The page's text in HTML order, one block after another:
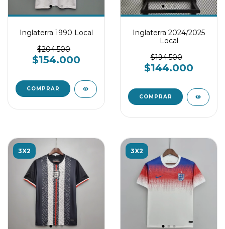
Inglaterra 1990 Local
$204.500
$154.000
COMPRAR
Inglaterra 2024/2025
Local
$194.500
$144.000
COMPRAR
3X2 3X2